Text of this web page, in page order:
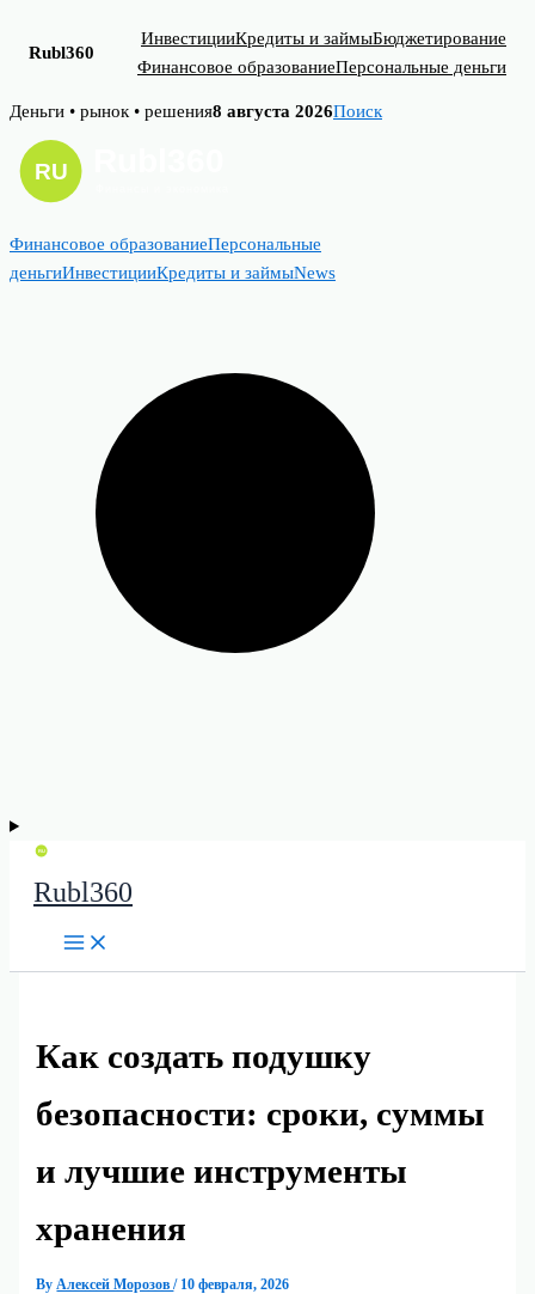
Rubl360
ИнвестицииКредиты и займыБюджетирование
Финансовое образованиеПерсональные деньги
Skip
content
Деньги • рынок • решения8 августа 2026Поиск
Финансовое образованиеПерсональные
деньгиИнвестицииКредиты и займыNews
Rubl360
Как создать подушку
безопасности: сроки, суммы
и лучшие инструменты
хранения
ByАлексей Морозов/ 10 февраля, 2026